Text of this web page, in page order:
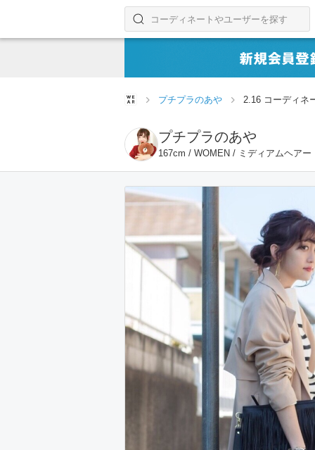
コーディネートやユーザーを探す
検索する
プチプラのあや 2.16 コーディネ
プチプラのあや
167cm / WOMEN / ミディアムヘアー